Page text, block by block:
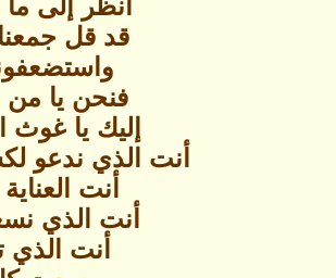
انظر إلى
قد قل
فنحن يا من
إليك يا غوث
أنت الذي ندعو
أنت
أنت الذي
أنت الذي